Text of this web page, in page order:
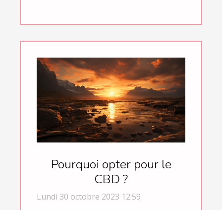
Pourquoi opter pour le
CBD ?
Lundi 30 octobre 2023 12:59